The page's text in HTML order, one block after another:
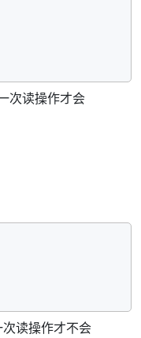
次读操作才会
次读操作才不会